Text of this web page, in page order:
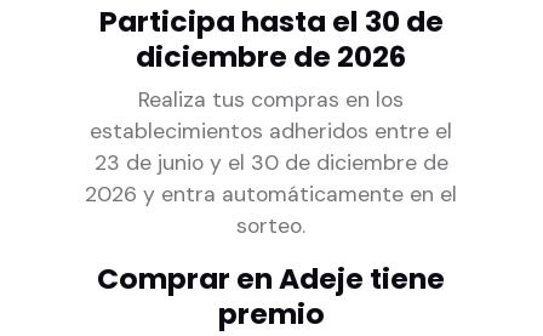
Participa hasta el 30 de
diciembre de 2026
Realiza tus compras en los
establecimientos adheridos entre el
23 de junio y el 30 de diciembre de
2026 y entra automáticamente en el
sorteo.
Comprar en Adeje tiene
premio